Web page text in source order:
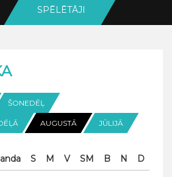
SPĒLĒTĀJI
ŠONEDĒĻ
AUGUSTĀ JŪLIJĀ
S M V SM B N D